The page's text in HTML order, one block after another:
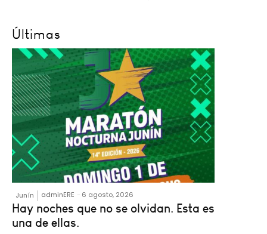
Últimas
Junín adminERE - 6 agosto, 2026
Hay noches que no se olvidan. Esta es
una de ellas.